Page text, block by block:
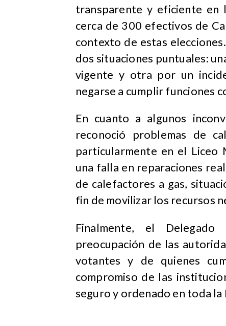
transparente y eficiente en
cerca de 300 efectivos de
contexto de estas
dos situaciones puntuales:
vigente y otra por un
negarse a cumplir funciones
En cuanto a algunos
reconoció problemas de
particularmente en el Liceo
una falla en reparaciones
de calefactores a gas,
fin de movilizar los recursos
Finalmente, el
preocupación de las
votantes y de quienes
compromiso de las
seguro y ordenado en toda la